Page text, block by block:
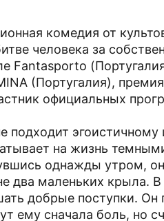
комедия от
человека за
Fantasporto
(Португалия),
официальных
подходит эгоистичному
на жизнь
однажды утром,
два маленьких крыла.
добрые поступки. Он
ему сначала боль, но